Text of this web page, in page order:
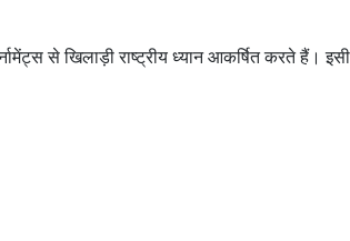
से खिलाड़ी राष्ट्रीय ध्यान आकर्षित करते हैं।